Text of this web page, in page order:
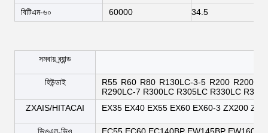
বিটিএম-৬০
60000 34.5
সমবায় ব্র্যান্ড
হিউন্ডাই
R55 R60 R80 R130LC-3-5 R200 R200-5
R290LC-7 R300LC R305LC R330LC R375
ZXAIS/HITACAI
EX35 EX40 EX55 EX60 EX60-3 ZX200